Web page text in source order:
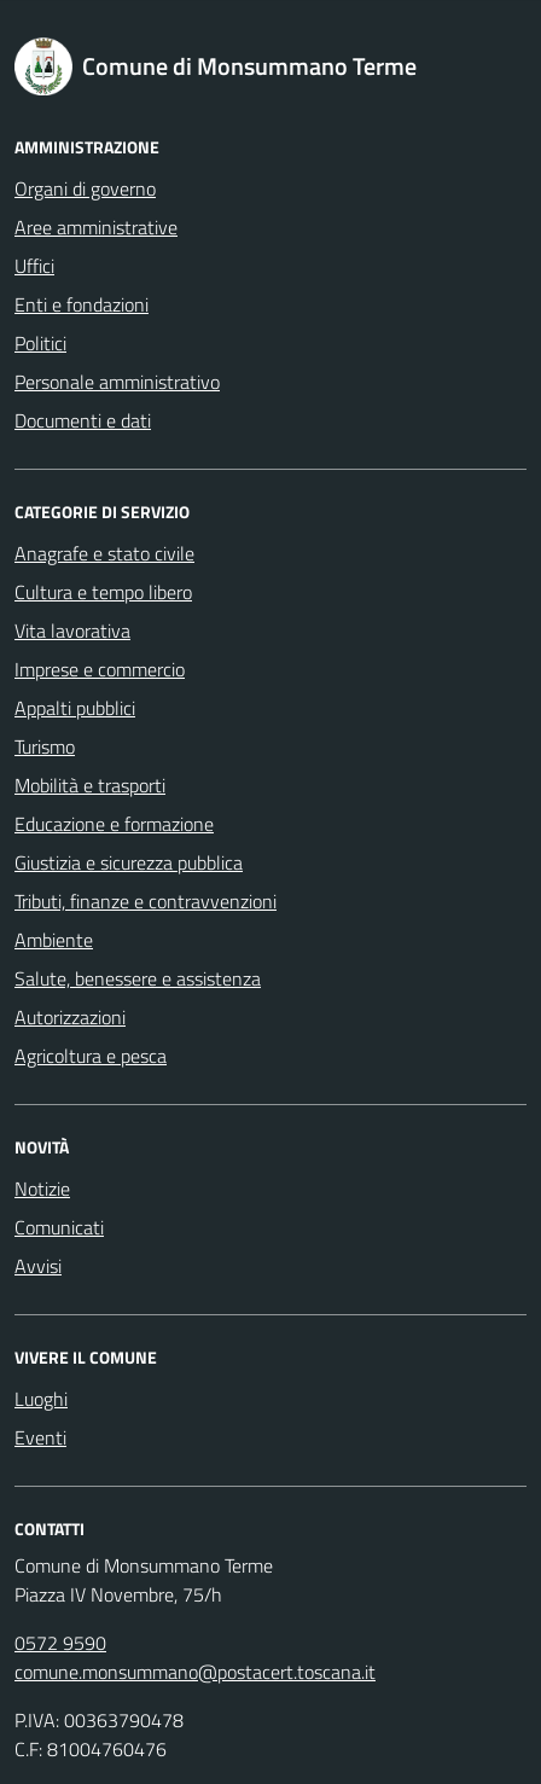
logo Unione Europea
Comune di Monsummano Terme
AMMINISTRAZIONE
Organi di governo
Aree amministrative
Uffici
Enti e fondazioni
Politici
Personale amministrativo
Documenti e dati
CATEGORIE DI SERVIZIO
Anagrafe e stato civile
Cultura e tempo libero
Vita lavorativa
Imprese e commercio
Appalti pubblici
Turismo
Mobilità e trasporti
Educazione e formazione
Giustizia e sicurezza pubblica
Tributi, finanze e contravvenzioni
Ambiente
Salute, benessere e assistenza
Autorizzazioni
Agricoltura e pesca
NOVITÀ
Notizie
Comunicati
Avvisi
VIVERE IL COMUNE
Luoghi
Eventi
CONTATTI
Comune di Monsummano Terme
Piazza IV Novembre, 75/h
0572 9590
comune.monsummano@postacert.toscana.it
P.IVA: 00363790478
C.F: 81004760476